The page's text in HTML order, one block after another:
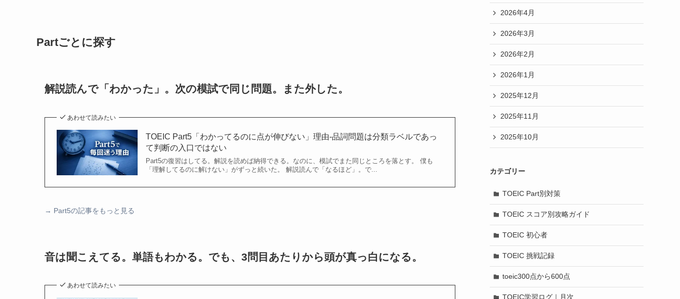
Partごとに探す
解説読んで「わかった」。次の模試で同じ問題。また外した。
あわせて読みたい
TOEIC Part5「わかってるのに点が伸びない」理由-品詞問題は分類ラベルであっ
て判断の入口ではない
Part5の復習はしてる。解説を読めば納得できる。なのに、模試でまた同じところを落とす。 僕も
「理解してるのに解けない」がずっと続いた。 解説読んで「なるほど」。で...
→ Part5の記事をもっと見る
音は聞こえてる。単語もわかる。でも、3問目あたりから頭が真っ白になる。
あわせて読みたい
2026年4月
2026年3月
2026年2月
2026年1月
2025年12月
2025年11月
2025年10月
カテゴリー
TOEIC Part別対策
TOEIC スコア別攻略ガイド
TOEIC 初心者
TOEIC 挑戦記録
toeic300点から600点
TOEIC学習ログ｜月次